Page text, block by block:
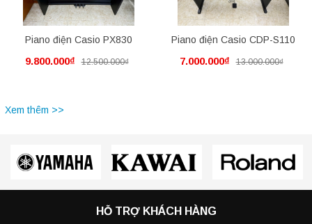
Piano điện Casio PX830
9.800.000₫ 12.500.000₫
Piano điện Casio CDP-S110
7.000.000₫ 13.000.000₫
Xem thêm >>
HỖ TRỢ KHÁCH HÀNG